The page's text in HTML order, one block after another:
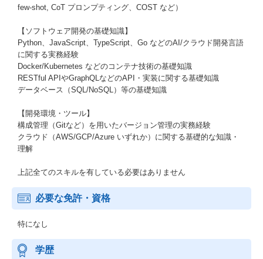
few-shot, CoT プロンプティング、COST など）
【ソフトウェア開発の基礎知識】
Python、JavaScript、TypeScript、Go などのAI/クラウド開発言語
に関する実務経験
Docker/Kubernetes などのコンテナ技術の基礎知識
RESTful APIやGraphQLなどのAPI・実装に関する基礎知識
データベース（SQL/NoSQL）等の基礎知識
【開発環境・ツール】
構成管理（Gitなど）を用いたバージョン管理の実務経験
クラウド（AWS/GCP/Azure いずれか）に関する基礎的な知識・
理解
上記全てのスキルを有している必要はありません
必要な免許・資格
特になし
学歴